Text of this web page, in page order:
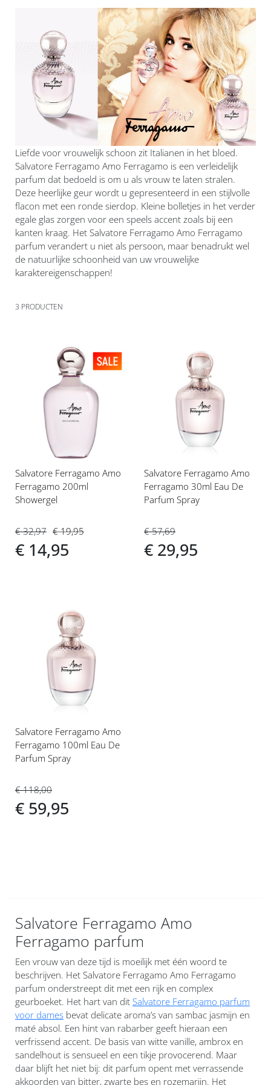
Liefde voor vrouwelijk schoon zit Italianen in het bloed.
Salvatore Ferragamo Amo Ferragamo is een verleidelijk
parfum dat bedoeld is om u als vrouw te laten stralen.
Deze heerlijke geur wordt u gepresenteerd in een stijlvolle
flacon met een ronde sierdop. Kleine bolletjes in het verder
egale glas zorgen voor een speels accent zoals bij een
kanten kraag. Het Salvatore Ferragamo Amo Ferragamo
parfum verandert u niet als persoon, maar benadrukt wel
de natuurlijke schoonheid van uw vrouwelijke
karaktereigenschappen!
3 PRODUCTEN
aan
verlanglijst
Salvatore Ferragamo Amo
Ferragamo 200ml
Showergel
€ 32,97
€ 14,95
€ 19,95
verlanglijst
Salvatore Ferragamo Amo
Ferragamo 30ml Eau De
Parfum Spray
€ 57,69
€ 29,95
verlanglijst
Salvatore Ferragamo Amo
Ferragamo 100ml Eau De
Parfum Spray
€ 118,00
€ 59,95
Salvatore Ferragamo Amo
Ferragamo parfum
Een vrouw van deze tijd is moeilijk met één woord te
beschrijven. Het Salvatore Ferragamo Amo Ferragamo
parfum onderstreept dit met een rijk en complex
geurboeket. Het hart van dit Salvatore Ferragamo parfum
voor dames bevat delicate aroma’s van sambac jasmijn en
maté absol. Een hint van rabarber geeft hieraan een
verfrissend accent. De basis van witte vanille, ambrox en
sandelhout is sensueel en een tikje provocerend. Maar
daar blijft het niet bij: dit parfum opent met verrassende
akkoorden van bitter, zwarte bes en rozemarijn. Het